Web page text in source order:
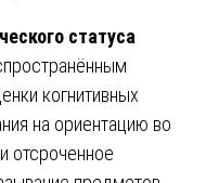
статуса
когнитивных
на ориентацию во
отсроченное